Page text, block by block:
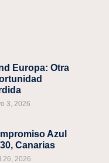
Europa: Otra
3, 2026
Azul
Canarias
26, 2026